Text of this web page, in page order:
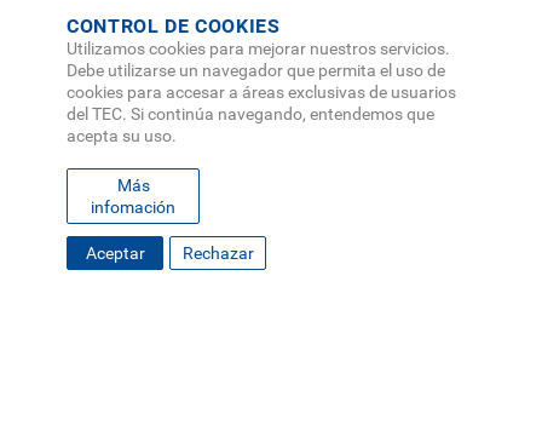
CONTROL DE COOKIES
Utilizamos cookies para mejorar nuestros servicios.
Debe utilizarse un navegador que permita el uso de
cookies para accesar a áreas exclusivas de usuarios
del TEC. Si continúa navegando, entendemos que
acepta su uso.
Más
infomación
Aceptar Rechazar